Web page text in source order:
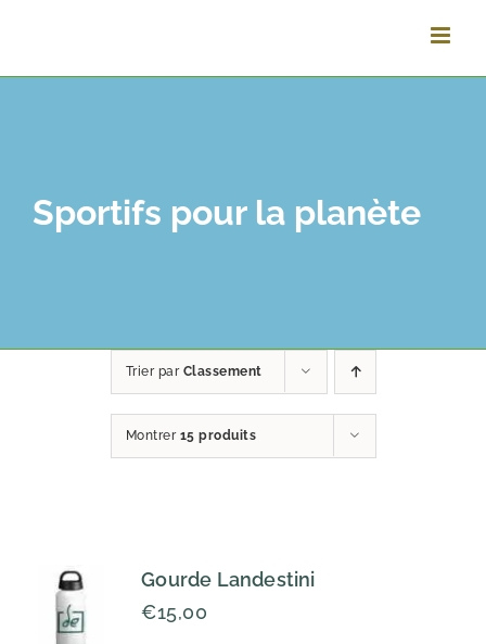
contenu
Sportifs pour la planète
Trier par Classement
Montrer 15 produits
Gourde Landestini
€15,00